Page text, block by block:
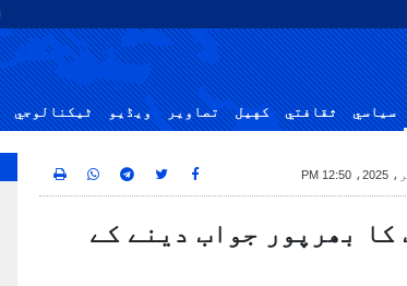
سياسي ثقافتي کهيل تصاوير ویڈیو ٹيكنالوجي
کا بھرپور جواب دینے کے